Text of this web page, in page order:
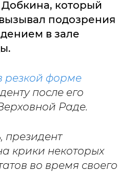
который
подозрения
в зале
резкой форме
после его
Раде.
президент
крики некоторых
во время своего